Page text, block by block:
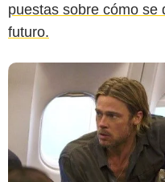
puestas sobre cómo se
futuro.